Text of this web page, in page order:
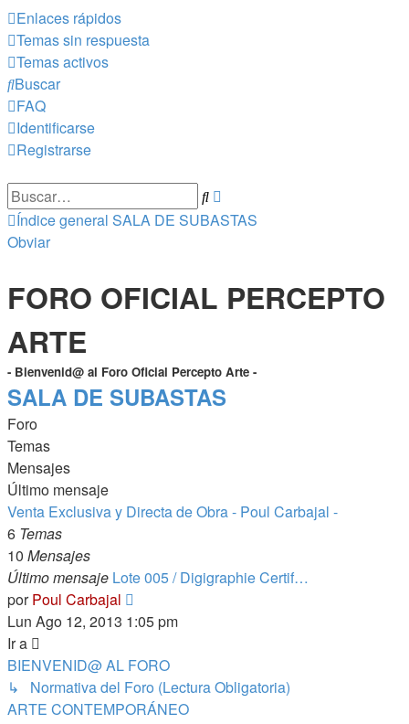
Enlaces rápidos
Temas sin respuesta
Temas activos
Buscar
FAQ
Identificarse
Registrarse
Buscar
avanzada
Índice general SALA DE SUBASTAS
Obviar
FORO OFICIAL PERCEPTO
ARTE
- Bienvenid@ al Foro Oficial Percepto Arte -
SALA DE SUBASTAS
Foro
Temas
Mensajes
Último mensaje
Venta Exclusiva y Directa de Obra - Poul Carbajal -
6 Temas
10 Mensajes
Último mensaje Lote 005 / Digigraphie Certif…
porPoul Carbajal
último
Lun Ago 12, 2013 1:05 pm
Ir a
BIENVENID@ AL FORO
↳ Normativa del Foro (Lectura Obligatoria)
ARTE CONTEMPORÁNEO